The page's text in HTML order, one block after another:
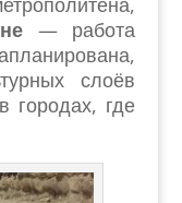
— работа
слоёв
городах, где